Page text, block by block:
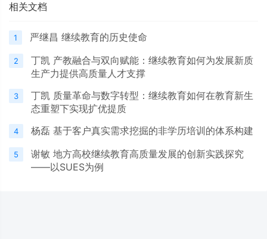
相关文档
1 严继昌 继续教育的历史使命
2
丁凯 产教融合与双向赋能：继续教育如何为发展新质
生产力提供高质量人才支撑
3
丁凯 质量革命与数字转型：继续教育如何在教育新生
态重塑下实现扩优提质
4 杨磊 基于客户真实需求挖掘的非学历培训的体系构建
5
谢敏 地方高校继续教育高质量发展的创新实践探究
——以SUES为例